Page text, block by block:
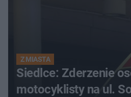
Z MIASTA
Siedlce: Zderzenie
motocyklisty na ul.